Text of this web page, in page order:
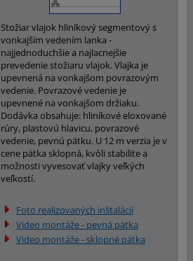
Stožiar vlajok hliníkový segmentový s
vonkajším vedením lanka -
najjednoduchšie a najlacnejšie
prevedenie stožiaru vlajok. Vlajka je
upevnená na vonkajšom povrazovým
vedenie. Povrazové vedenie je
upevnené na vonkajšom držiaku.
Dodávka obsahuje: hliníkové eloxované
rúry, plastovú hlavicu, povrazové
vedenie, pevnú pätku. U 12 m verzia je v
cene pätka sklopná, kvôli stabilite a
možnosti vyvesovať vlajky veľkých
veľkostí.
Foto realizovaných inštalácií
Video montáže - pevná pätka
Video montáže - sklopné pätka